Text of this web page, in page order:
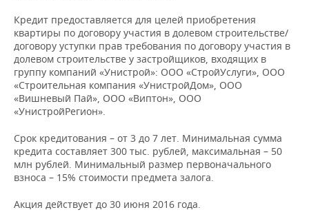
ТОРГОВЫЕ ЦЕНТРЫ
ТАТАРСТАНА
ИНВЕСТИЦИИ
МАШИНОСТРОЕНИЕ
НЕФТЕХИМИЯ
НЕФТЬ
ОПК
ЭНЕРГЕТИКА
НОВОСТИ БИЗНЕСА
РОЗНИЧНАЯ ТОРГОВЛЯ
ТРАНСПОРТ
УСЛУГИ
ТЕХНОЛОГИИ
НОВОСТИ ТЕХНОЛОГИЙ
IT
МЕДИА
ТЕЛЕКОММУНИКАЦИИ
МЕРОПРИЯТИЯ
НОВОСТИ МЕРОПРИЯТИЙ
ВЫЕЗДНАЯ РЕДАКЦИЯ
БИЗНЕС-БРАНЧИ
СПОРТ
НОВОСТИ СПОРТА
ФУТБОЛ
ОБЩЕСТВО
НОВОСТИ ОБЩЕСТВА
ФОТОГАЛЕРЕЯ
СЮЖЕТЫ
Кредит предоставляется для целей приобретения
квартиры по договору участия в долевом строительстве/
договору уступки прав требования по договору участия в
долевом строительстве у застройщиков, входящих в
группу компаний «Унистрой»: ООО «СтройУслуги», ООО
«Строительная компания «УнистройДом», ООО
«Вишневый Пай», ООО «Виптон», ООО
«УнистройРегион».
Срок кредитования – от 3 до 7 лет. Минимальная сумма
кредита составляет 300 тыс. рублей, максимальная – 50
млн рублей. Минимальный размер первоначального
взноса – 15% стоимости предмета залога.
Акция действует до 30 июня 2016 года.